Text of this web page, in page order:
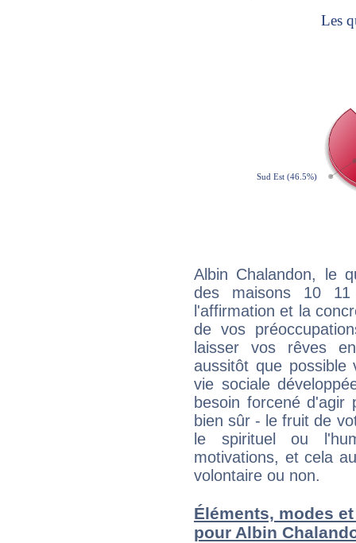
Albin Chalandon, le
des maisons 10
l'affirmation et la
de vos
laisser vos rêves
aussitôt que
vie sociale
besoin forcené
bien sûr - le fruit de
le spirituel ou
motivations, et cela
volontaire ou non.
Éléments, modes
pour Albin